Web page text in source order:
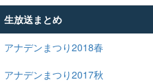
生放送まとめ
アナデンまつり2018春
アナデンまつり2017秋